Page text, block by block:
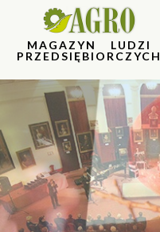
MAGAZYN LUDZI
PRZEDSIĘBIORCZYCH